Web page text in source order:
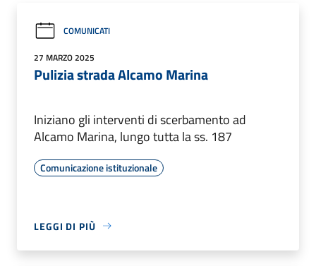
COMUNICATI
27 MARZO 2025
Pulizia strada Alcamo Marina
Iniziano gli interventi di scerbamento ad
Alcamo Marina, lungo tutta la ss. 187
Comunicazione istituzionale
LEGGI DI PIÙ